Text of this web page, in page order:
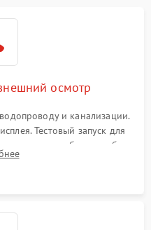
осмотр
и канализации.
Тестовый запуск для
или сбоев в работе
управления.